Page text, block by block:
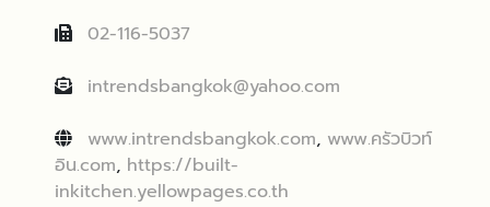
02-116-5037
intrendsbangkok@yahoo.com
www.intrendsbangkok.com, www.ครัวบิวท์
อิน.com, https://built-
inkitchen.yellowpages.co.th